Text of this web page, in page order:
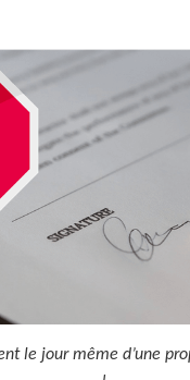
le jour même d’une